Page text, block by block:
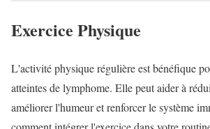
Exercice Physique
L'activité physique régulière est bénéfique
atteintes de lymphome. Elle peut aider à
améliorer l'humeur et renforcer le système